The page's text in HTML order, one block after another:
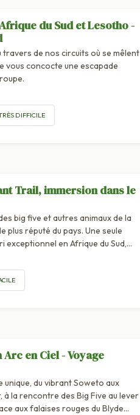
du Sud et Lesotho -
travers de nos circuits où se mêlent
vous concocte une escapade
DIFFICILE
Trail, immersion dans le
big five et autres animaux de la
plus réputé du pays. Une seule
exceptionnel en Afrique du Sud,
en Ciel - Voyage
du vibrant Soweto aux
à la rencontre des Big Five au lever
aux falaises rouges du Blyde